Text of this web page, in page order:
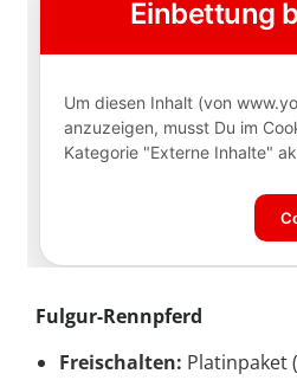
Fulgur-Rennpferd
Freischalten: Platinpaket